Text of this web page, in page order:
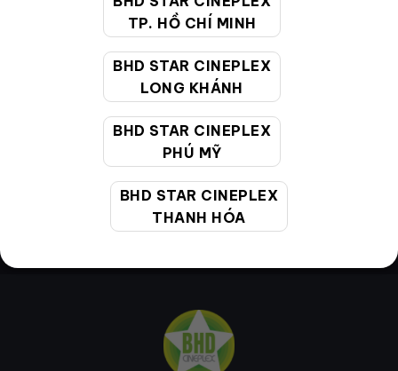
TP. HỒ CHÍ MINH
BHD STAR CINEPLEX
LONG KHÁNH
BHD STAR CINEPLEX
PHÚ MỸ
BHD STAR CINEPLEX
THANH HÓA
19002099
Giờ làm việc: 9:00 - 22:00 (Tất cả các ngày bao
cskh@bhdstar.vn